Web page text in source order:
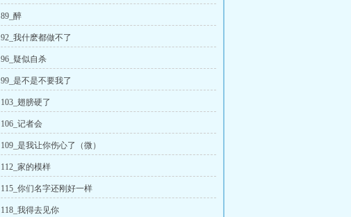
89_醉
92_我什麽都做不了
96_疑似自杀
99_是不是不要我了
103_翅膀硬了
106_记者会
109_是我让你伤心了（微）
112_家的模样
115_你们名字还刚好一样
118_我得去见你